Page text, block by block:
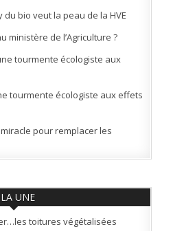
du bio veut la peau de la HVE
ministère de l’Agriculture ?
tourmente écologiste aux
tourmente écologiste aux effets
pour remplacer les
UNE
toitures végétalisées